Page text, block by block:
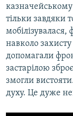
казначейському
тільки завдяки
мобілізувалася,
навколо
допомагали
застарілою
змогли
духу. Це дуже